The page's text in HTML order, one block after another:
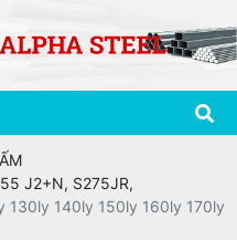
J2+N, S275JR,
130ly 140ly 150ly 160ly 170ly